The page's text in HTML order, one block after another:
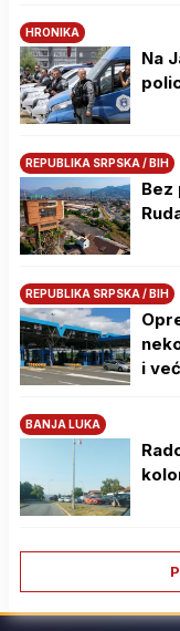
HRONIKA
Na
REPUBLIKA SRPSKA / BIH
Bez
REPUBLIKA SRPSKA / BIH
i
BANJA LUKA